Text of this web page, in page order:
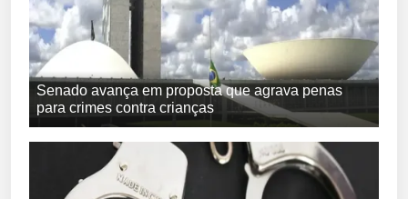
Senado avança em proposta que agrava penas
para crimes contra crianças